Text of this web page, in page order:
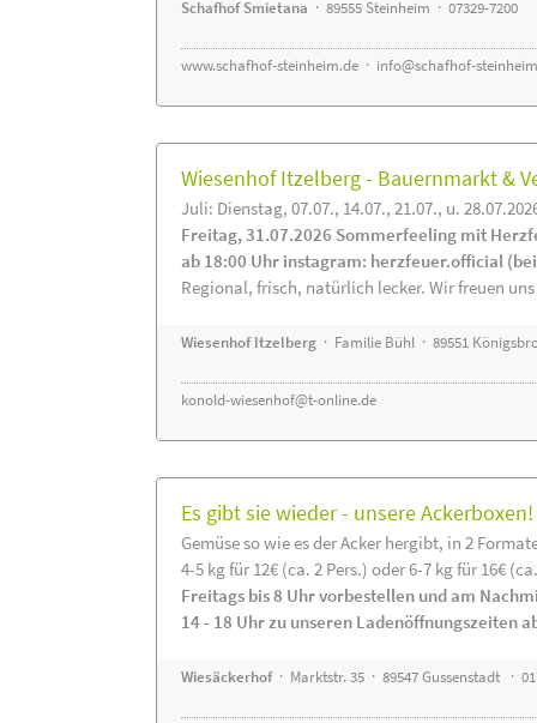
Schafhof Smietana · 89555 Steinheim · 07329-7200
www.schafhof-steinheim.de · info@schafhof-
Wiesenhof Itzelberg - Bauernmarkt &
Juli: Dienstag, 07.07., 14.07., 21.07., u.
Freitag, 31.07.2026 Sommerfeeling mit
ab 18:00 Uhr instagram: herzfeuer.official
Regional, frisch, natürlich lecker. Wir freuen
Wiesenhof Itzelberg · Familie Bühl · 89551
konold-wiesenhof@t-online.de
Es gibt sie wieder - unsere Ackerboxen!
Gemüse so wie es der Acker hergibt, in 2
4-5 kg für 12€ (ca. 2 Pers.) oder 6-7 kg für 16€
Freitags bis 8 Uhr vorbestellen und am
14 - 18 Uhr zu unseren Ladenöffnungszeiten
Wiesäckerhof· Marktstr. 35 · 89547 Gussenstadt ·